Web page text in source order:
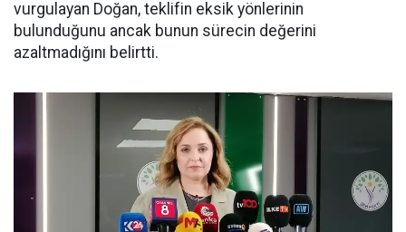
vurgulayan Doğan, teklifin eksik yönlerinin
bulunduğunu ancak bunun sürecin değerini
azaltmadığını belirtti.